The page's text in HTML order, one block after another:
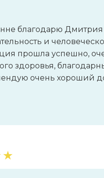
благодарю
и
прошла успешно,
здоровья,
очень хороший
★